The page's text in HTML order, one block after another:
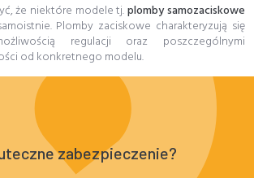
że niektóre modele tj.plomby samozaciskowe
Plomby zaciskowe charakteryzują się
regulacji oraz poszczególnymi
od konkretnego modelu.
zabezpieczenie?